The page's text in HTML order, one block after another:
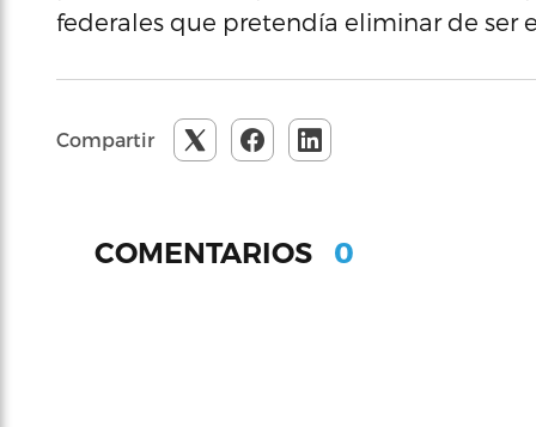
federales que pretendía eliminar de ser
Compartir
COMENTARIOS 0